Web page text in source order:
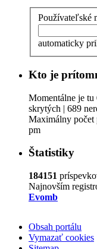
Používateľské
automaticky
Kto je
Momentálne je tu
skrytých | 689
Maximálny počet
pm
Štatistiky
184151
Najnovším
Evomb
Obsah portálu
Vymazať cookies